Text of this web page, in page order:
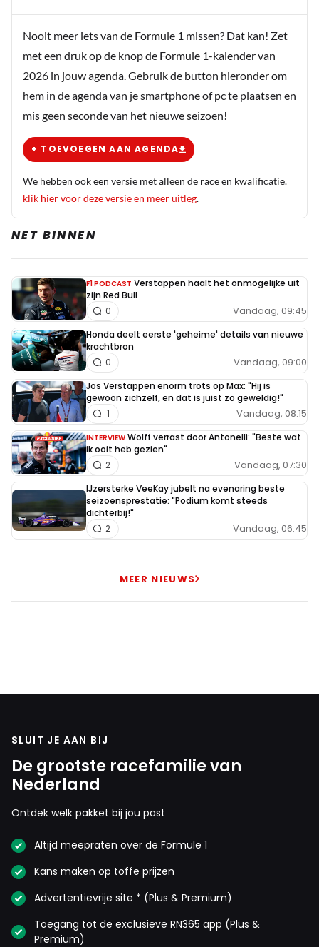
Nooit meer iets van de Formule 1 missen? Dat kan! Zet
met een druk op de knop de Formule 1-kalender van
2026 in jouw agenda. Gebruik de button hieronder om
hem in de agenda van je smartphone of pc te plaatsen en
mis geen seconde van het nieuwe seizoen!
+ TOEVOEGEN AAN AGENDA
We hebben ook een versie met alleen de race en kwalificatie.
klik hier voor deze versie en meer uitleg.
NET BINNEN
F1 PODCAST Verstappen haalt het onmogelijke uit
zijn Red Bull
Vandaag, 09:45
0
Honda deelt eerste 'geheime' details van nieuwe
krachtbron
Vandaag, 09:00
0
Jos Verstappen enorm trots op Max: "Hij is
gewoon zichzelf, en dat is juist zo geweldig!"
Vandaag, 08:15
1
INTERVIEW Wolff verrast door Antonelli: "Beste wat
ik ooit heb gezien"
Vandaag, 07:30
2
IJzersterke VeeKay jubelt na evenaring beste
seizoensprestatie: "Podium komt steeds
dichterbij!"
Vandaag, 06:45
2
MEER NIEUWS
SLUIT JE AAN BIJ
De grootste racefamilie van
Nederland
Ontdek welk pakket bij jou past
Altijd meepraten over de Formule 1
Kans maken op toffe prijzen
Advertentievrije site * (Plus & Premium)
Toegang tot de exclusieve RN365 app (Plus &
Premium)